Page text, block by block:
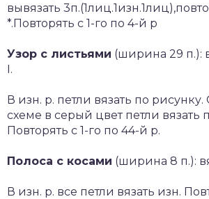
вывязать
*.Повторять с 1-го по 4-й р
Узор с листьями (ширина 29 п.):
I.
В изн. р. петли вязать по
схеме в серый цвет петли вязать
Повторять с 1-го по 44-й р.
Полоса с косами (ширина 8 п.):
В изн. р. все петли вязать изн.